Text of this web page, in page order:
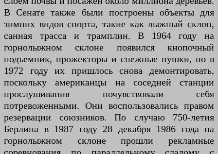
В Сенате также были построены объекты для
зимних видов спорта, такие как лыжный склон,
санная трасса и трамплин. В 1964 году на
горнолыжном склоне появился кнопочный
подъемник, прожекторы и снежные пушки, но в
1972 году их пришлось снова демонтировать,
поскольку американцы на соседней станции
прослушивания почувствовали себя
потревоженными. Они воспользовались правом
резервации союзников. По случаю 750-летия
Берлина в 1987 году 28 декабря 1986 года на
горнолыжном склоне прошли рекламные